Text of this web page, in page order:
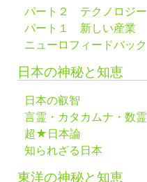
パート２ テクノロジー
パート１ 新しい産業
ニューロフィードバック
日本の神秘と知恵
日本の叡智
言霊・カタカムナ・数霊
超★日本論
知られざる日本
東洋の神秘と知恵